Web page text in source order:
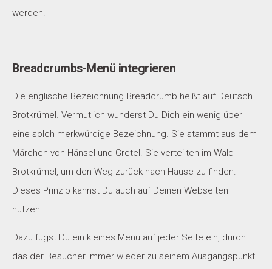
werden.
Breadcrumbs-Menü integrieren
Die englische Bezeichnung Breadcrumb heißt auf Deutsch
Brotkrümel. Vermutlich wunderst Du Dich ein wenig über
eine solch merkwürdige Bezeichnung. Sie stammt aus dem
Märchen von Hänsel und Gretel. Sie verteilten im Wald
Brotkrümel, um den Weg zurück nach Hause zu finden.
Dieses Prinzip kannst Du auch auf Deinen Webseiten
nutzen.
Dazu fügst Du ein kleines Menü auf jeder Seite ein, durch
das der Besucher immer wieder zu seinem Ausgangspunkt